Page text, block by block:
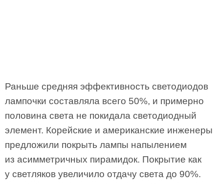
Раньше средняя эффективность светодиодов
лампочки составляла всего 50%, и примерно
половина света не покидала светодиодный
элемент. Корейские и американские инженеры
предложили покрыть лампы напылением
из асимметричных пирамидок. Покрытие как
у светляков увеличило отдачу света до 90%.